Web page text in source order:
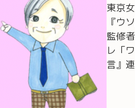
東京
『ウ
監修
レ「
言』連